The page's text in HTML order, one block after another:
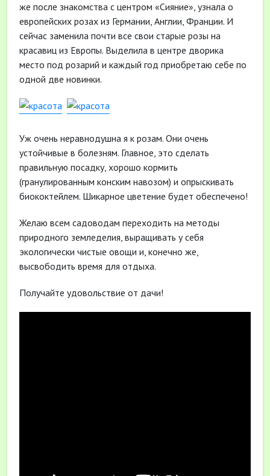
же после знакомства с центром «Сияние», узнала о
европейских розах из Германии, Англии, Франции. И
сейчас заменила почти все свои старые розы на
красавиц из Европы. Выделила в центре дворика
место под розарий и каждый год приобретаю себе по
одной две новинки.
Уж очень неравнодушна я к розам. Они очень
устойчивые в болезням. Главное, это сделать
правильную посадку, хорошо кормить
(гранулированным конским навозом) и опрыскивать
биококтейлем. Шикарное цветение будет обеспечено!
Желаю всем садоводам переходить на методы
природного земледелия, выращивать у себя
экологически чистые овощи и, конечно же,
высвободить время для отдыха.
Получайте удовольствие от дачи!